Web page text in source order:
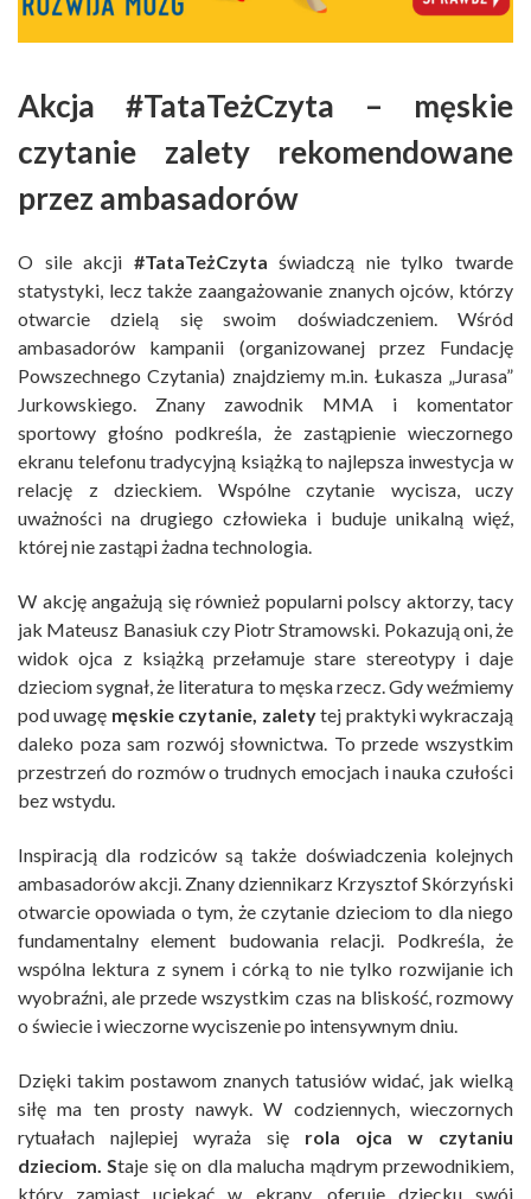
Akcja #TataTeżCzyta – męskie
czytanie zalety rekomendowane
przez ambasadorów
O sile akcji #TataTeżCzyta świadczą nie tylko twarde
statystyki, lecz także zaangażowanie znanych ojców, którzy
otwarcie dzielą się swoim doświadczeniem. Wśród
ambasadorów kampanii (organizowanej przez Fundację
Powszechnego Czytania) znajdziemy m.in. Łukasza „Jurasa”
Jurkowskiego. Znany zawodnik MMA i komentator
sportowy głośno podkreśla, że zastąpienie wieczornego
ekranu telefonu tradycyjną książką to najlepsza inwestycja w
relację z dzieckiem. Wspólne czytanie wycisza, uczy
uważności na drugiego człowieka i buduje unikalną więź,
której nie zastąpi żadna technologia.
W akcję angażują się również popularni polscy aktorzy, tacy
jak Mateusz Banasiuk czy Piotr Stramowski. Pokazują oni, że
widok ojca z książką przełamuje stare stereotypy i daje
dzieciom sygnał, że literatura to męska rzecz. Gdy weźmiemy
pod uwagę męskie czytanie, zaletytej praktyki wykraczają
daleko poza sam rozwój słownictwa. To przede wszystkim
przestrzeń do rozmów o trudnych emocjach i nauka czułości
bez wstydu.
Inspiracją dla rodziców są także doświadczenia kolejnych
ambasadorów akcji. Znany dziennikarz Krzysztof Skórzyński
otwarcie opowiada o tym, że czytanie dzieciom to dla niego
fundamentalny element budowania relacji. Podkreśla, że
wspólna lektura z synem i córką to nie tylko rozwijanie ich
wyobraźni, ale przede wszystkim czas na bliskość, rozmowy
o świecie i wieczorne wyciszenie po intensywnym dniu.
Dzięki takim postawom znanych tatusiów widać, jak wielką
siłę ma ten prosty nawyk. W codziennych, wieczornych
rytuałach najlepiej wyraża się rola ojca w czytaniu
dzieciom. Staje się on dla malucha mądrym przewodnikiem,
który zamiast uciekać w ekrany, oferuje dziecku swój